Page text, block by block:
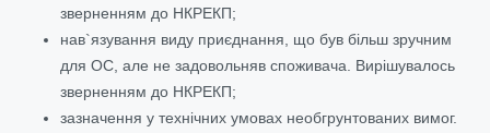
зверненням до НКРЕКП;
нав`язування виду приєднання, що був більш зручним
для ОС, але не задовольняв споживача. Вирішувалось
зверненням до НКРЕКП;
зазначення у технічних умовах необгрунтованих вимог.